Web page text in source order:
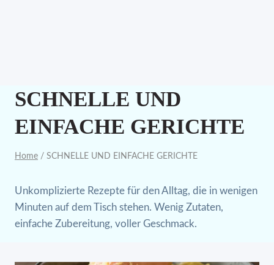
SCHNELLE UND
EINFACHE GERICHTE
Home / SCHNELLE UND EINFACHE GERICHTE
Unkomplizierte Rezepte für den Alltag, die in wenigen
Minuten auf dem Tisch stehen. Wenig Zutaten,
einfache Zubereitung, voller Geschmack.